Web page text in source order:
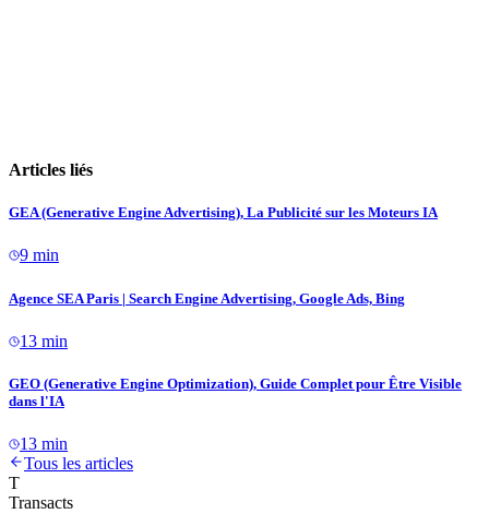
Articles liés
GEA (Generative Engine Advertising), La Publicité sur les Moteurs IA
9 min
Agence SEA Paris | Search Engine Advertising, Google Ads, Bing
13 min
GEO (Generative Engine Optimization), Guide Complet pour Être Visible
dans l'IA
13 min
Tous les articles
T
Transacts